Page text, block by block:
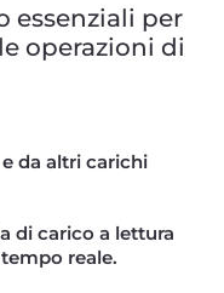
essenziali per
operazioni di
da altri carichi
di carico a lettura
reale.